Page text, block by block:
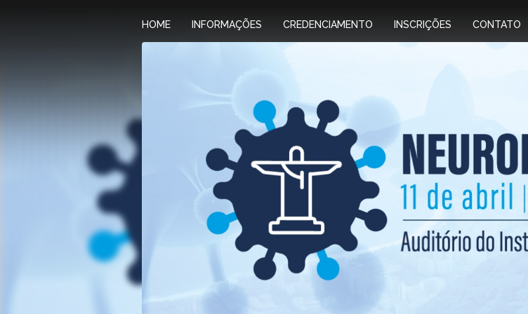
HOME INFORMAÇÕES CREDENCIAMENTO INSCRIÇÕES CONTATO